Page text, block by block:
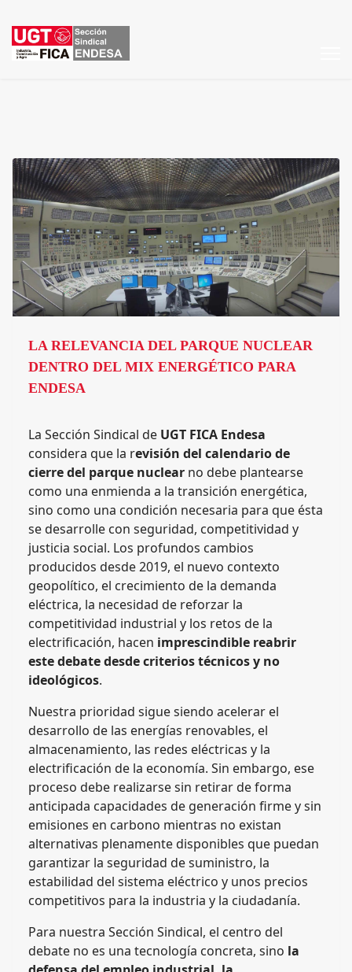
LA RELEVANCIA DEL PARQUE NUCLEAR
DENTRO DEL MIX ENERGÉTICO PARA
ENDESA
La Sección Sindical de UGT FICA Endesa
considera que la revisión del calendario de
cierre del parque nuclear no debe plantearse
como una enmienda a la transición energética,
sino como una condición necesaria para que ésta
se desarrolle con seguridad, competitividad y
justicia social. Los profundos cambios
producidos desde 2019, el nuevo contexto
geopolítico, el crecimiento de la demanda
eléctrica, la necesidad de reforzar la
competitividad industrial y los retos de la
electrificación, hacen imprescindible reabrir
este debate desde criterios técnicos y no
ideológicos.
Nuestra prioridad sigue siendo acelerar el
desarrollo de las energías renovables, el
almacenamiento, las redes eléctricas y la
electrificación de la economía. Sin embargo, ese
proceso debe realizarse sin retirar de forma
anticipada capacidades de generación firme y sin
emisiones en carbono mientras no existan
alternativas plenamente disponibles que puedan
garantizar la seguridad de suministro, la
estabilidad del sistema eléctrico y unos precios
competitivos para la industria y la ciudadanía.
Para nuestra Sección Sindical, el centro del
debate no es una tecnología concreta, sino la